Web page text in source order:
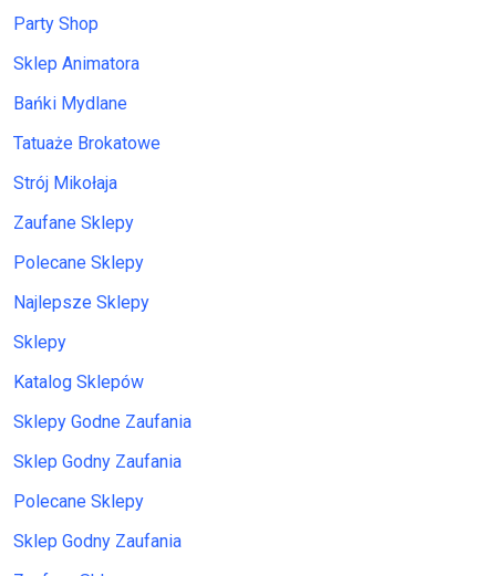
Party Shop
Sklep Animatora
Bańki Mydlane
Tatuaże Brokatowe
Strój Mikołaja
Zaufane Sklepy
Polecane Sklepy
Najlepsze Sklepy
Sklepy
Katalog Sklepów
Sklepy Godne Zaufania
Sklep Godny Zaufania
Polecane Sklepy
Sklep Godny Zaufania